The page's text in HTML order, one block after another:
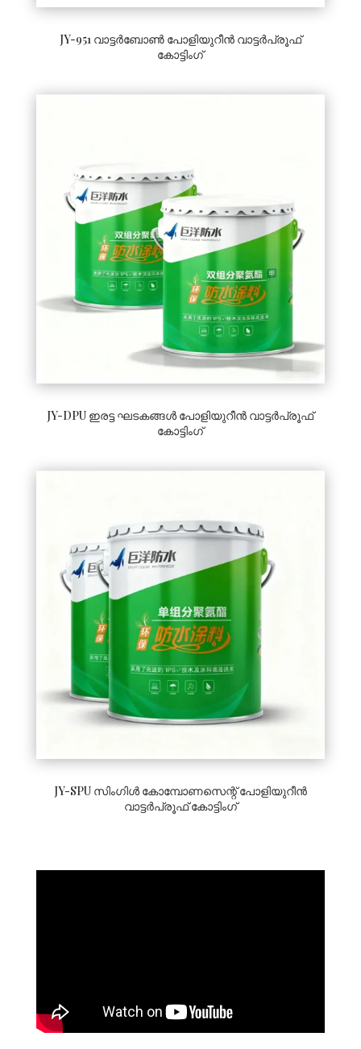
JY-951 വാട്ടർബോൺ പോളിയുറീൻ വാട്ടർപ്രൂഫ്
കോട്ടിംഗ്
JY-DPU ഇരട്ട ഘടകങ്ങൾ പോളിയുറീൻ വാട്ടർപ്രൂഫ്
കോട്ടിംഗ്
JY-SPU സിംഗിൾ കോമ്പോണസെന്റ് പോളിയുറീൻ
വാട്ടർപ്രൂഫ് കോട്ടിംഗ്